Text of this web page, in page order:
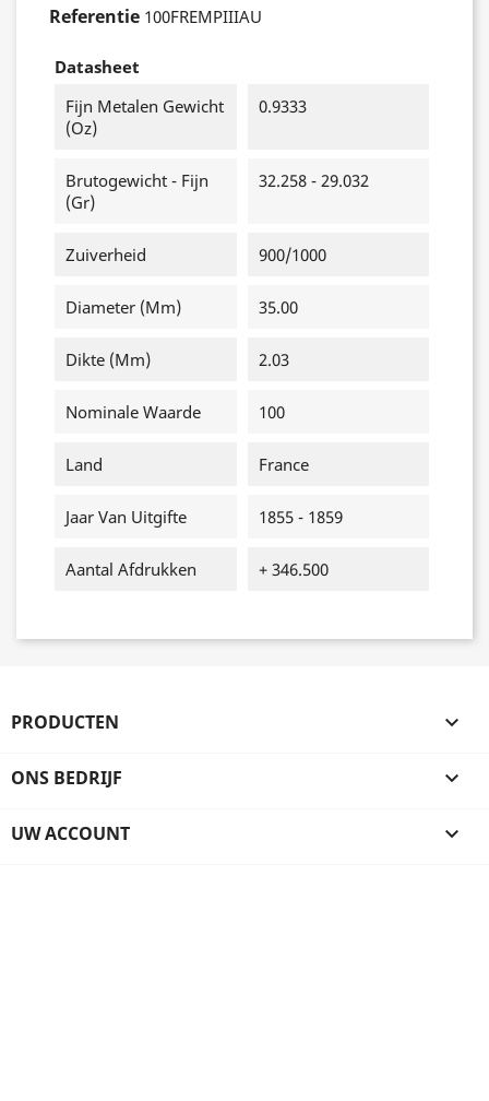
Referentie 100FREMPIIIAU
Datasheet
Fijn Metalen Gewicht
(oz)
0.9333
Brutogewicht - Fijn
(gr)
32.258 - 29.032
Zuiverheid 900/1000
Diameter (mm) 35.00
Dikte (mm) 2.03
Nominale Waarde 100
Land France
Jaar Van Uitgifte 1855 - 1859
Aantal Afdrukken + 346.500
PRODUCTEN 
ONS BEDRIJF 
UW ACCOUNT 